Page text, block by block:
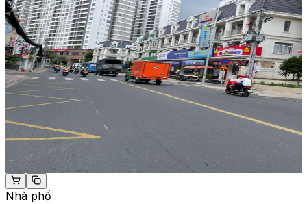
Nhà phố